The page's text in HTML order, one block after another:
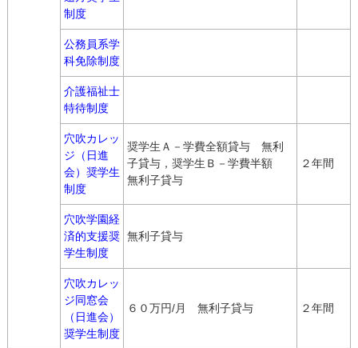
制度
公務員系学
科免除制度
介護福祉士
特待制度
穴吹カレッ
ジ（日進
会）奨学生
制度
奨学生Ａ－学費全額貸与 無利
子貸与，奨学生Ｂ－学費半額
無利子貸与
２年間
穴吹学園経
済的支援奨
学生制度
無利子貸与
穴吹カレッ
ジ同窓会
（日進会）
奨学生制度
６０万円/月 無利子貸与 ２年間